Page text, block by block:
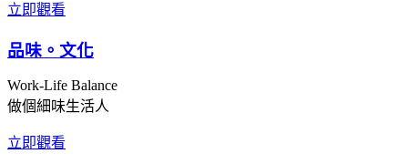
立即觀看
品味。文化
Work-Life Balance
做個細味生活人
立即觀看